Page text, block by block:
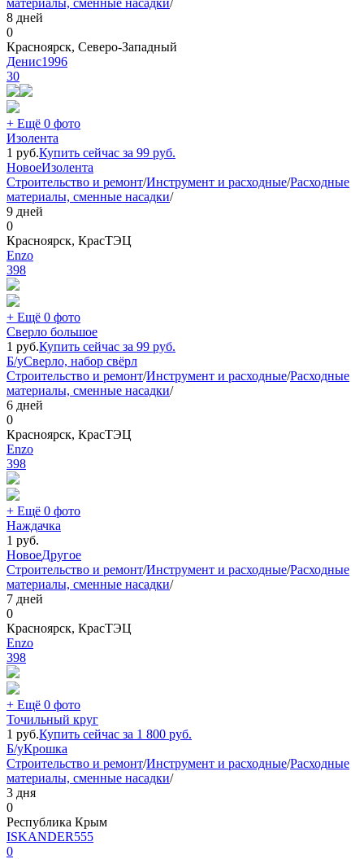
8 дней
0
Красноярск, Северо-Западный
Денис1996
30
+ Ещё 0 фото
Изолента
1 руб.Купить сейчас за 99 руб.
НовоеИзолента
Строительство и ремонт/Инструмент и расходные/Расходные
материалы, сменные насадки/
9 дней
0
Красноярск, КрасТЭЦ
Еnzo
398
+ Ещё 0 фото
Сверло большое
1 руб.Купить сейчас за 99 руб.
Б/уСверло, набор свёрл
Строительство и ремонт/Инструмент и расходные/Расходные
материалы, сменные насадки/
6 дней
0
Красноярск, КрасТЭЦ
Еnzo
398
+ Ещё 0 фото
Наждачка
1 руб.
НовоеДругое
Строительство и ремонт/Инструмент и расходные/Расходные
материалы, сменные насадки/
7 дней
0
Красноярск, КрасТЭЦ
Еnzo
398
+ Ещё 0 фото
Точильный круг
1 руб.Купить сейчас за 1 800 руб.
Б/уКрошка
Строительство и ремонт/Инструмент и расходные/Расходные
материалы, сменные насадки/
3 дня
0
Республика Крым
ISKANDER555
0